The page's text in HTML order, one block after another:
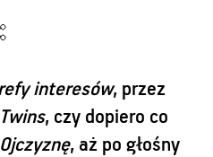
interesów, przez
, czy dopiero co
Ojczyznę, aż po głośny